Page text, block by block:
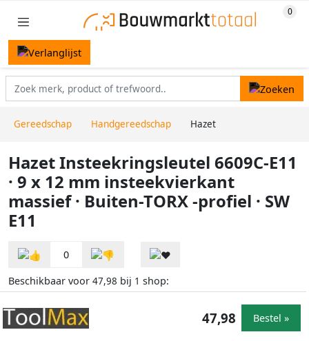
Gereedschap Handgereedschap Hazet
Hazet Insteekringsleutel 6609C-E11
· 9 x 12 mm insteekvierkant
massief · Buiten-TORX -profiel · SW
E11
0
Beschikbaar voor 47,98 bij 1 shop:
47,98 Bestel »